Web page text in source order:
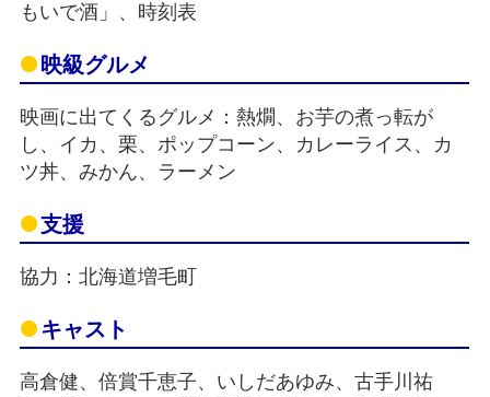
もいで酒」、時刻表
映級グルメ
映画に出てくるグルメ：熱燗、お芋の煮っ転が
し、イカ、栗、ポップコーン、カレーライス、カ
ツ丼、みかん、ラーメン
支援
協力：北海道増毛町
キャスト
高倉健、倍賞千恵子、いしだあゆみ、古手川祐